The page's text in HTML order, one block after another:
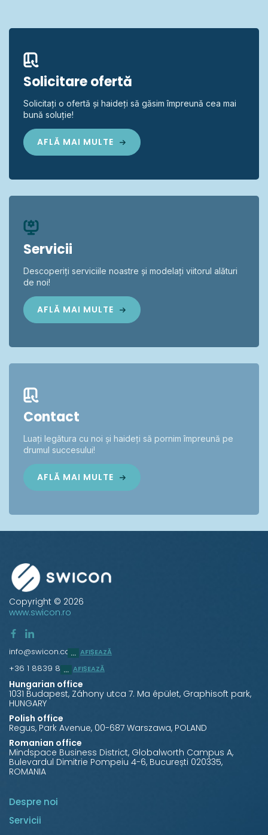
Solicitare ofertă
Solicitați o ofertă și haideți să găsim împreună cea mai
bună soluție!
AFLĂ MAI MULTE
Servicii
Descoperiți serviciile noastre și modelați viitorul alături
de noi!
AFLĂ MAI MULTE
Contact
Luați legătura cu noi și haideți să pornim împreună pe
drumul succesului!
AFLĂ MAI MULTE
Copyright © 2026
www.swicon.ro
info@swicon.com AFIȘEAZĂ
+36 1 8839 860 AFIȘEAZĂ
Hungarian office
1031 Budapest, Záhony utca 7. Ma épület, Graphisoft park,
HUNGARY
Polish office
Regus, Park Avenue, 00-687 Warszawa, POLAND
Romanian office
Mindspace Business District, Globalworth Campus A,
Bulevardul Dimitrie Pompeiu 4-6, București 020335,
ROMANIA
Despre noi
Servicii